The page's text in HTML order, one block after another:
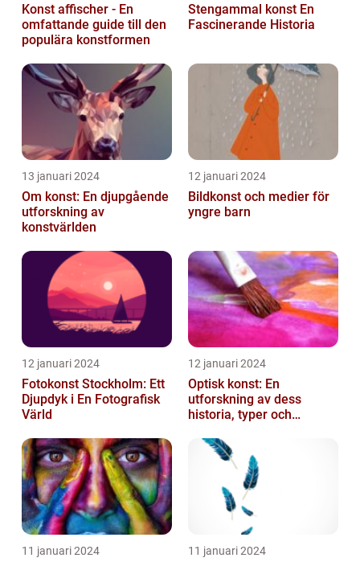
Konst affischer - En
omfattande guide till den
populära konstformen
Stengammal konst En
Fascinerande Historia
13 januari 2024
Om konst: En djupgående
utforskning av
konstvärlden
12 januari 2024
Bildkonst och medier för
yngre barn
12 januari 2024
Fotokonst Stockholm: Ett
Djupdyk i En Fotografisk
Värld
12 januari 2024
Optisk konst: En
utforskning av dess
historia, typer och
11 januari 2024 11 januari 2024